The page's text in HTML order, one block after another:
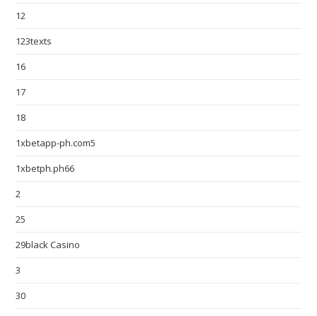
12
123texts
16
17
18
1xbetapp-ph.com5
1xbetph.ph66
2
25
29black Casino
3
30